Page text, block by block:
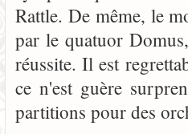
Rattle. De même, le
par le quatuor
réussite. Il est
ce n'est guère
partitions pour des